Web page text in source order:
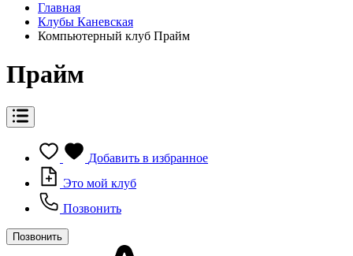
Главная
Клубы Каневская
Компьютерный клуб Прайм
Прайм
Добавить в избранное
Это мой клуб
Позвонить
Позвонить